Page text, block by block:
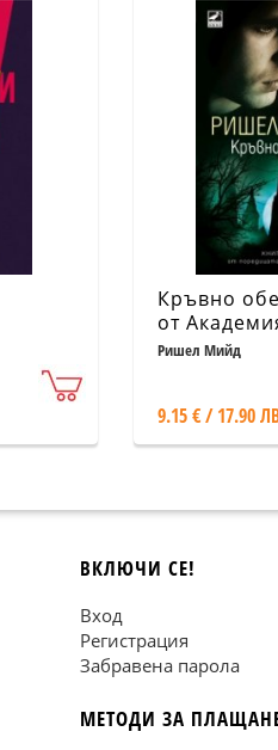
Кръвно
от
(ново
Ришел Мийд
9.15 € / 17.90
ВКЛЮЧИ СЕ!
Вход
Регистрация
Забравена парола
МЕТОДИ ЗА